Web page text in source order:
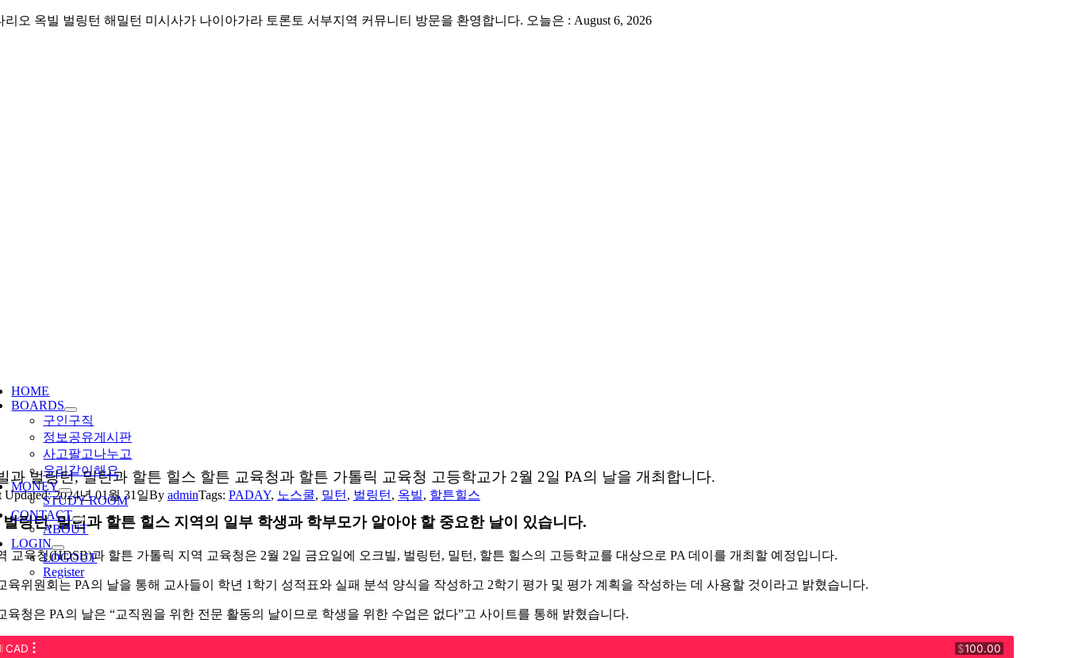
Skip
리오 옥빌 벌링턴 해밀턴 미시사가 나이아가라 토론토 서부지역 커뮤니티 방문을 환영합니다. 오늘은 : August 6, 2026
HOME
BOARDS
구인구직
정보공유게시판
사고팔고나누고
우리같이해요
MONEY
STUDY ROOM
CONTACT
ABOUT
LOGIN
LOGOUT
Register
과 벌링턴, 밀턴과 할튼 힐스 할튼 교육청과 할튼 가톨릭 교육청 고등학교가 2월 2일 PA의 날을 개최합니다.
Updated: 2024년 01월 31일By adminTags: PADAY, 노스쿨, 밀턴 , 벌링턴 , 옥빌, 할튼힐스
링턴, 밀턴과 할튼 힐스 지역의 일부 학생과 학부모가 알아야 할 중요한 날이 있습니다.
교육청(HDSB)과 할튼 가톨릭 지역 교육청은 2월 2일 금요일에 오크빌, 벌링턴, 밀턴, 할튼 힐스의 고등학교를 대상으로 PA 데이를 개최할 예정입니다.
육위원회는 PA의 날을 통해 교사들이 학년 1학기 성적표와 실패 분석 양식을 작성하고 2학기 평가 및 평가 계획을 작성하는 데 사용할 것이라고 밝혔습니다.
육청은 PA의 날은 “교직원을 위한 전문 활동의 날이므로 학생을 위한 수업은 없다”고 사이트를 통해 밝혔습니다.